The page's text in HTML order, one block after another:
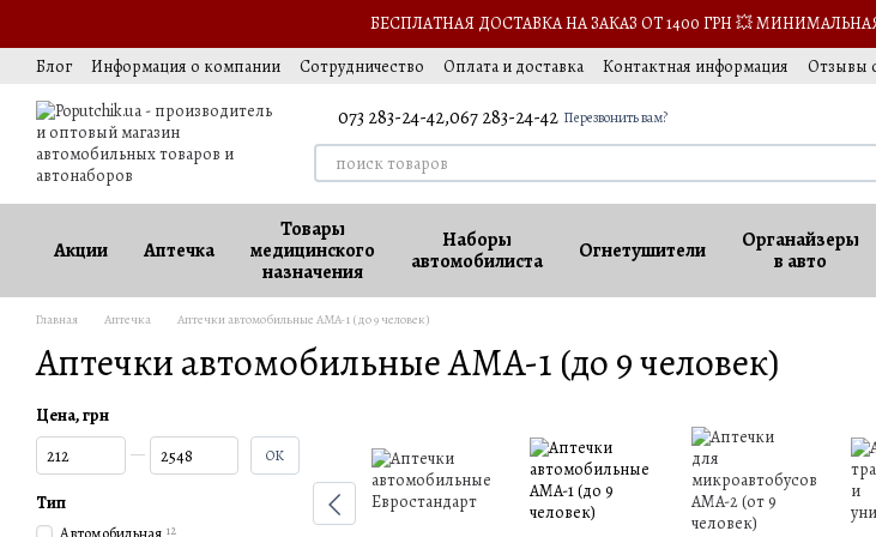
БЕСПЛАТНАЯ ДОСТАВКА НА ЗАКАЗ ОТ 1400 ГРН 💥
Блог
Информация о компании Сотрудничество Оплата и доставка Контактная информация
Отзывы
073 283-24-42,067 283-24-42 Перезвонить вам?
Акции Аптечка
Товары
медицинского
назначения
Наборы
автомобилиста
Огнетушители
Органайзеры
в авто
Главная Аптечка Аптечки автомобильные AMA-1 (до 9 человек)
Аптечки автомобильные AMA-1 (до 9 человек)
Цена, грн
От Цена, грн
До Цена, грн OK
Тип
Автомобильная 12